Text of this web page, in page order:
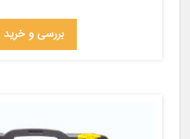
بررسی و خرید